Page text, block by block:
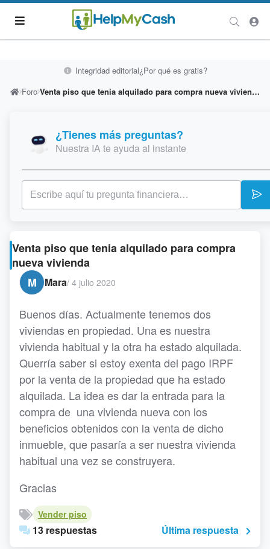
Integridad editorial¿Por qué es gratis?
Foro
Venta piso que tenia alquilado para compra nueva vivienda
¿Tienes más preguntas?
Nuestra IA te ayuda al instante
Venta piso que tenia alquilado para compra
nueva vivienda
M
Mara/ 4 julio 2020
Buenos días. Actualmente tenemos dos
viviendas en propiedad. Una es nuestra
vivienda habitual y la otra ha estado alquilada.
Querría saber si estoy exenta del pago IRPF
por la venta de la propiedad que ha estado
alquilada. La idea es dar la entrada para la
compra de una vivienda nueva con los
beneficios obtenidos con la venta de dicho
inmueble, que pasaría a ser nuestra vivienda
habitual una vez se construyera.
Gracias
Vender piso
13 respuestas Última respuesta